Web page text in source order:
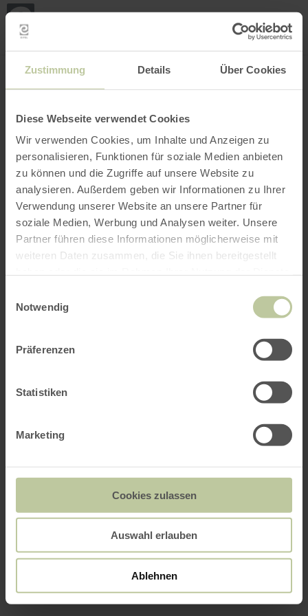
Zustimmung Details Über Cookies
Diese Webseite verwendet Cookies
Wir verwenden Cookies, um Inhalte und Anzeigen zu
personalisieren, Funktionen für soziale Medien anbieten
zu können und die Zugriffe auf unsere Website zu
analysieren. Außerdem geben wir Informationen zu Ihrer
Verwendung unserer Website an unsere Partner für
soziale Medien, Werbung und Analysen weiter. Unsere
Partner führen diese Informationen möglicherweise mit
weiteren Daten zusammen, die Sie ihnen bereitgestellt
Notwendig
Präferenzen
Statistiken
Marketing
Cookies zulassen
Auswahl erlauben
Ablehnen
INTERACTIEVE KAART
Mijn
Filter openen